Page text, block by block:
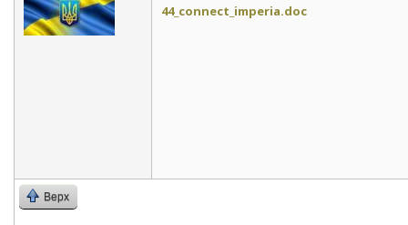
44_connect_imperia.doc
Верх